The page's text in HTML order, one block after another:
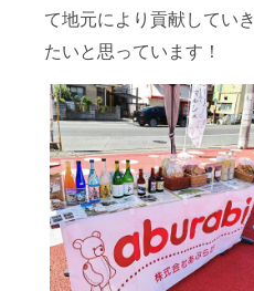
て地元により貢献していき
たいと思っています！